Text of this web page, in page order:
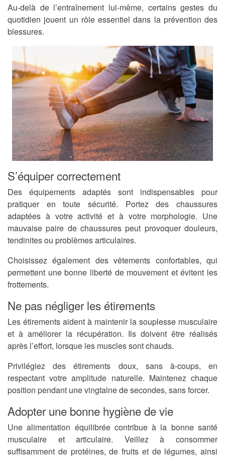
Au-delà de l’entraînement lui-même, certains gestes du
quotidien jouent un rôle essentiel dans la prévention des
blessures.
S’équiper correctement
Des équipements adaptés sont indispensables pour
pratiquer en toute sécurité. Portez des chaussures
adaptées à votre activité et à votre morphologie. Une
mauvaise paire de chaussures peut provoquer douleurs,
tendinites ou problèmes articulaires.
Choisissez également des vêtements confortables, qui
permettent une bonne liberté de mouvement et évitent les
frottements.
Ne pas négliger les étirements
Les étirements aident à maintenir la souplesse musculaire
et à améliorer la récupération. Ils doivent être réalisés
après l’effort, lorsque les muscles sont chauds.
Privilégiez des étirements doux, sans à-coups, en
respectant votre amplitude naturelle. Maintenez chaque
position pendant une vingtaine de secondes, sans forcer.
Adopter une bonne hygiène de vie
Une alimentation équilibrée contribue à la bonne santé
musculaire et articulaire. Veillez à consommer
suffisamment de protéines, de fruits et de légumes, ainsi